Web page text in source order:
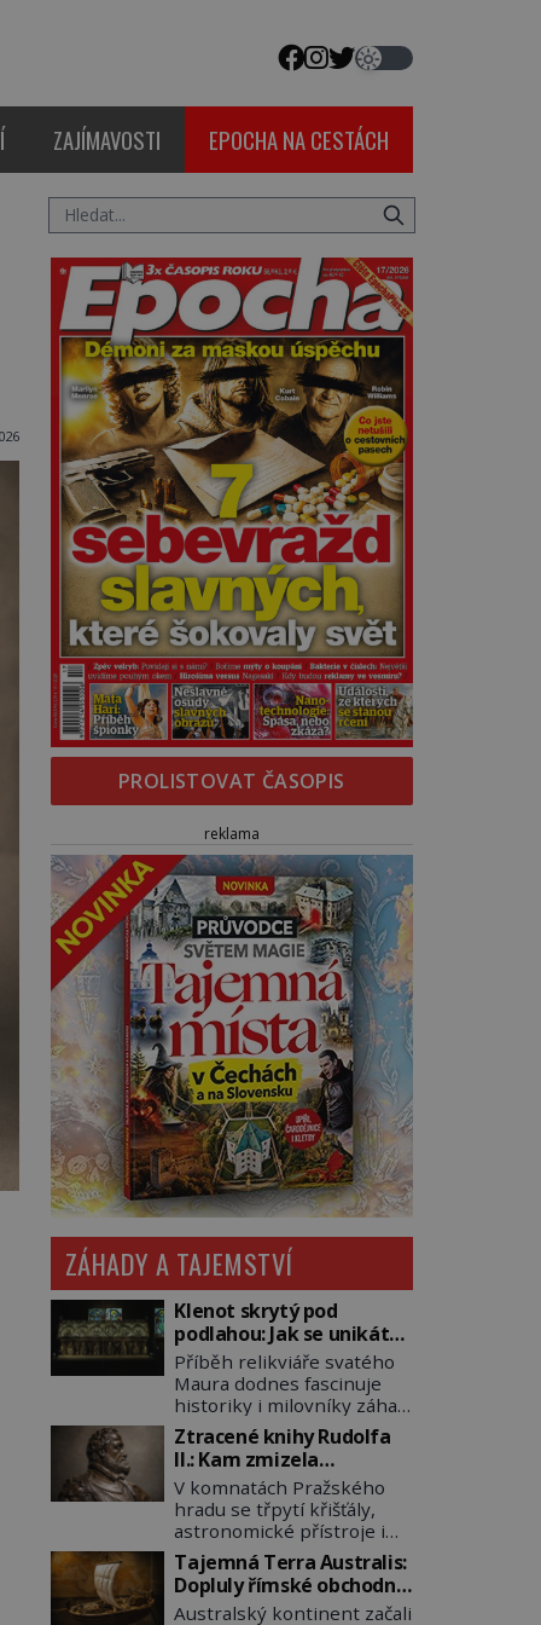
ZAJÍMAVOSTI EPOCHA NA CESTÁCH
PROLISTOVAT ČASOPIS
reklama
ZÁHADY A TAJEMSTVÍ
Klenot skrytý pod
podlahou: Jak se unikátní
románský poklad dostal
do zapadlého Bečova?
Příběh relikviáře svatého
Maura dodnes fascinuje
historiky i milovníky záhad
po celém světě. Tato
románská zlatnická
památka ze 13. století je
po českých korunovačních
klenotech druhým
nejcennějším movitým
majetkem v České
republice. Přestože byl
klenot v roce 1985 po
Ztracené knihy Rudolfa
II.: Kam zmizela
nejzáhadnější knihovna
Evropy?
V komnatách Pražského
hradu se třpytí křišťály,
astronomické přístroje i
podivné alchymistické
rukopisy. Císař Rudolf II.
shromažďuje vše, co
souvisí s tajemstvím
Tajemná Terra Australis:
Dopluly římské obchodní
lodě až do Austrálie?
Australský kontinent začali